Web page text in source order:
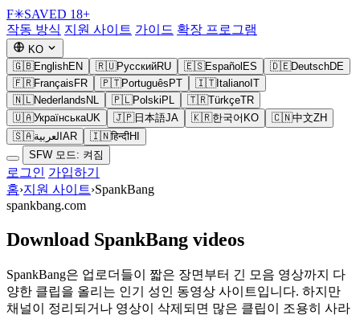
F✳SAVED 18+
작동 방식 지원 사이트 가이드 확장 프로그램
KO
🇬🇧EnglishEN 🇷🇺РусскийRU 🇪🇸Español ES 🇩🇪DeutschDE
🇫🇷Français FR 🇵🇹Português PT 🇮🇹Italiano IT
🇳🇱Nederlands NL 🇵🇱Polski PL 🇹🇷TürkçeTR
🇺🇦УкраїнськаUK 🇯🇵日本語JA 🇰🇷한국어 KO 🇨🇳中文ZH
🇸🇦العربية AR 🇮🇳हिन्दीHI
SFW 모드: 켜짐
로그인 가입하기
홈›지원 사이트›SpankBang
spankbang.com
Download SpankBang videos
SpankBang은 업로더들이 짧은 장면부터 긴 모음 영상까지 다
양한 클립을 올리는 인기 성인 동영상 사이트입니다. 하지만
채널이 정리되거나 영상이 삭제되면 많은 클립이 조용히 사라